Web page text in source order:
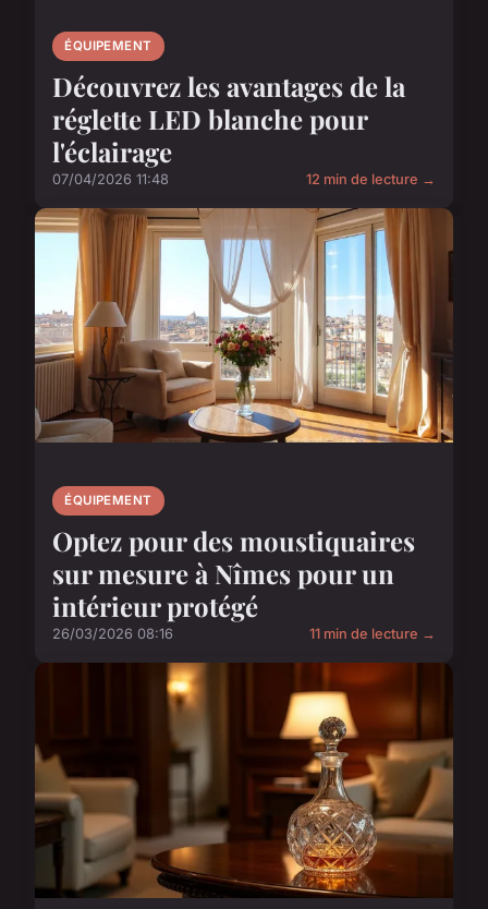
ÉQUIPEMENT
Découvrez les avantages de la
réglette LED blanche pour
l'éclairage
07/04/2026 11:48 12 min de lecture →
ÉQUIPEMENT
Optez pour des moustiquaires
sur mesure à Nîmes pour un
intérieur protégé
26/03/2026 08:16 11 min de lecture →